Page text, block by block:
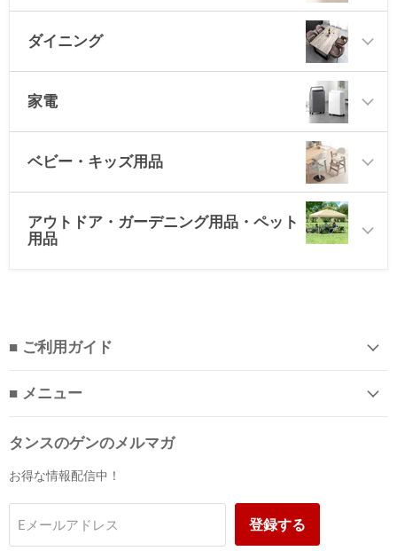
ダイニング
家電
ベビー・キッズ用品
アウトドア・ガーデニング用品・ペット
用品
■ ご利用ガイド
■ メニュー
タンスのゲンのメルマガ
お得な情報配信中！
Eメールアドレス 登録する